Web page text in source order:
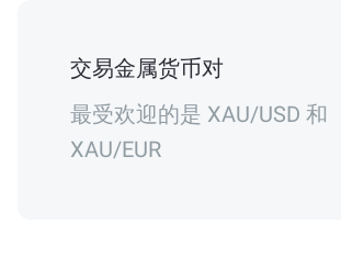
交易金属货币对
最受欢迎的是 XAU/USD 和
XAU/EUR